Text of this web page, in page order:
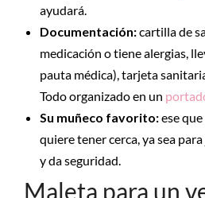
ayudará.
Documentación:cartilla de
medicación o tiene alergias,
pauta médica), tarjeta
Todo organizado en un
Su muñeco favorito:ese
quiere tener cerca, ya sea
y da seguridad.
Maleta para un